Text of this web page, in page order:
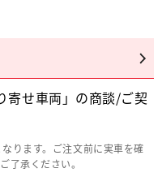
寄せ車両」の商談/ご契
ります。ご注文前に実車を確
了承ください。